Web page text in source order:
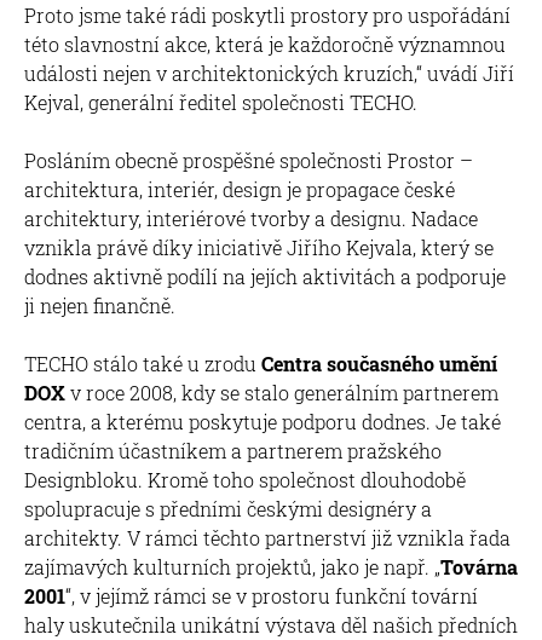
Proto jsme také rádi poskytli prostory pro uspořádání
této slavnostní akce, která je každoročně významnou
události nejen v architektonických kruzích,“ uvádí Jiří
Kejval, generální ředitel společnosti TECHO.
Posláním obecně prospěšné společnosti Prostor –
architektura, interiér, design je propagace české
architektury, interiérové tvorby a designu. Nadace
vznikla právě díky iniciativě Jiřího Kejvala, který se
dodnes aktivně podílí na jejích aktivitách a podporuje
ji nejen finančně.
TECHO stálo také u zrodu Centra současného umění
DOXv roce 2008, kdy se stalo generálním partnerem
centra, a kterému poskytuje podporu dodnes. Je také
tradičním účastníkem a partnerem pražského
Designbloku. Kromě toho společnost dlouhodobě
spolupracuje s předními českými designéry a
architekty. V rámci těchto partnerství již vznikla řada
zajímavých kulturních projektů, jako je např. „Továrna
2001“, v jejímž rámci se v prostoru funkční tovární
haly uskutečnila unikátní výstava děl našich předních